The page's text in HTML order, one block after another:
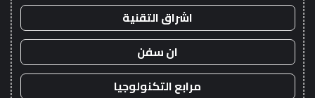
اشراق التقنية
ان سفن
مرابع التكنولوجيا